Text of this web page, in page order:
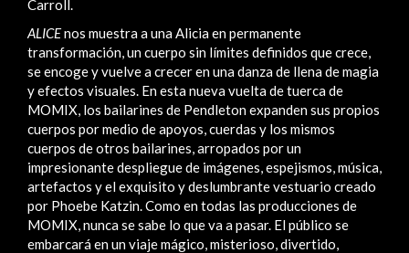
Carroll.
ALICEnos muestra a una Alicia en permanente
transformación, un cuerpo sin límites definidos que crece,
se encoge y vuelve a crecer en una danza de llena de magia
y efectos visuales. En esta nueva vuelta de tuerca de
MOMIX, los bailarines de Pendleton expanden sus propios
cuerpos por medio de apoyos, cuerdas y los mismos
cuerpos de otros bailarines, arropados por un
impresionante despliegue de imágenes, espejismos, música,
artefactos y el exquisito y deslumbrante vestuario creado
por Phoebe Katzin. Como en todas las producciones de
MOMIX, nunca se sabe lo que va a pasar. El público se
embarcará en un viaje mágico, misterioso, divertido,